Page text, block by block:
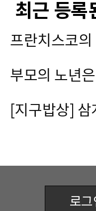
최근 등록
프란치스코
부모의 노년
[지구밥상]
로그